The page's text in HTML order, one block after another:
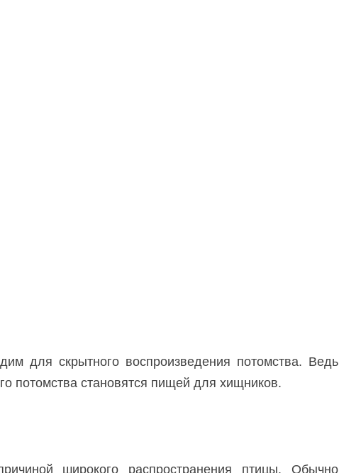
для скрытного воспроизведения потомства. Ведь
потомства становятся пищей для хищников.
широкого распространения птицы. Обычно